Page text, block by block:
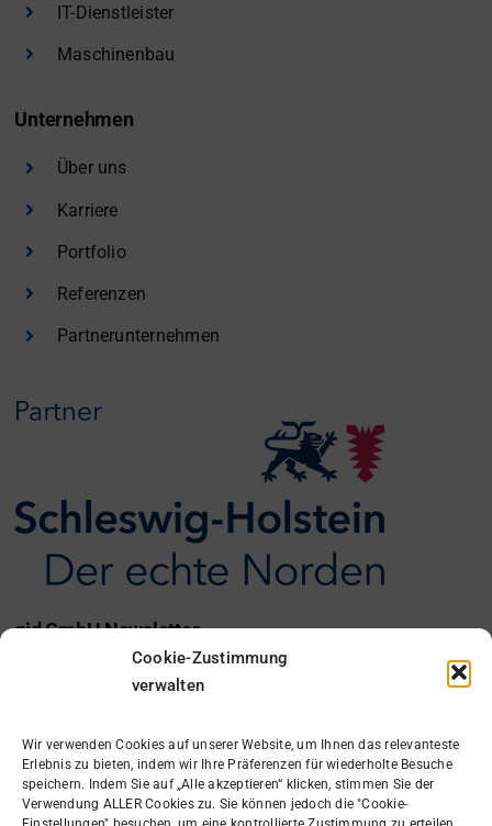
Cookie-Zustimmung
verwalten
Wir verwenden Cookies auf unserer Website, um Ihnen das relevanteste
Erlebnis zu bieten, indem wir Ihre Präferenzen für wiederholte Besuche
speichern. Indem Sie auf „Alle akzeptieren“ klicken, stimmen Sie der
Verwendung ALLER Cookies zu. Sie können jedoch die "Cookie-
IT-Dienstleister
Maschinenbau
Unternehmen
Über uns
Karriere
Portfolio
Referenzen
Partnerunternehmen
gid GmbH Newsletter
Ich möchte den gid Newsletter erhalten.
Anmelden